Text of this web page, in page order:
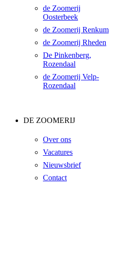
de Zoomerij
Oosterbeek
de Zoomerij Renkum
de Zoomerij Rheden
De Pinkenberg,
Rozendaal
de Zoomerij Velp-
Rozendaal
DE ZOOMERIJ
Over ons
Vacatures
Nieuwsbrief
Contact